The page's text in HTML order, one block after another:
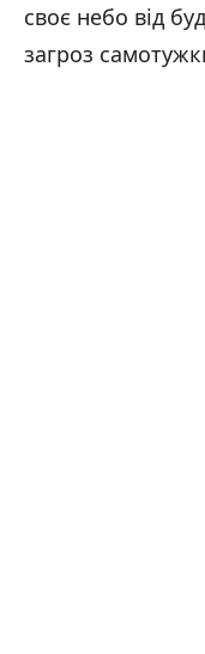
своє небо від
загроз